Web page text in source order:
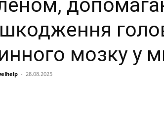
мозку у
- 28.08.2025